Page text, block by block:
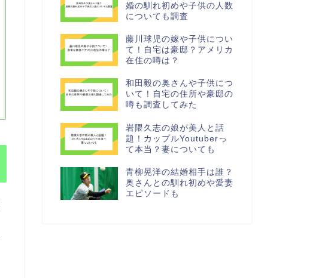
婚の馴れ初めや子供の人数
についても調査
藤川球児の嫁や子供につい
て！自宅は豪邸？アメリカ
在住の噂は？
和田毅の奥さんや子供につ
いて！自宅の住所や豪邸の
噂も調査してみた
岩隈久志の娘が美人と話
題！カップルYoutuberっ
て本当？妻についても
青柳晃洋の結婚相手は誰？
奥さんとの馴れ初めや愛妻
エピソードも